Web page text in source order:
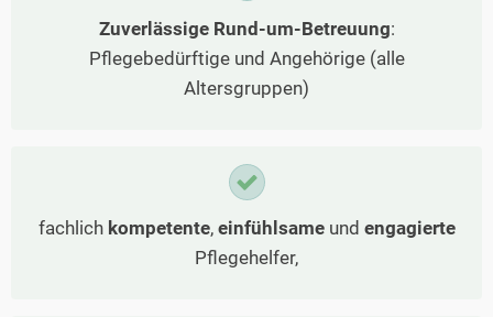
Zuverlässige Rund-um-Betreuung:
Pflegebedürftige und Angehörige (alle
Altersgruppen)
fachlich kompetente, einfühlsameund engagierte
Pflegehelfer,